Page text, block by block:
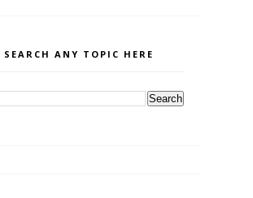
SEARCH ANY TOPIC HERE